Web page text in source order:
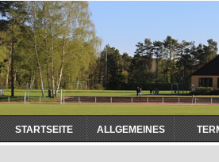
Navigation
überspringen
STARTSEITE ALLGEMEINES